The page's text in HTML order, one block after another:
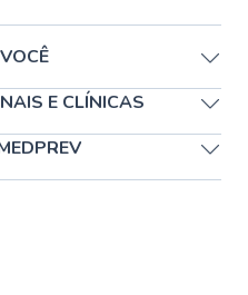
E CLÍNICAS